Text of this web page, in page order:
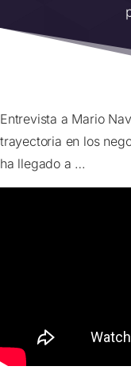
Entrevista a Mario
trayectoria en los
ha llegado a …